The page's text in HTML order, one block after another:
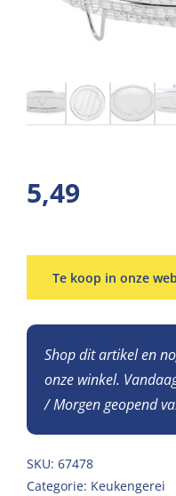
5,49
Te koop in onze
Shop dit artikel en
onze winkel.
/ Morgen geopend
SKU: 67478
Categorie: Keukengerei